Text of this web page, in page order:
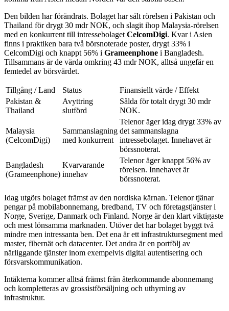
Den bilden har förändrats. Bolaget har sålt rörelsen i Pakistan och
Thailand för drygt 30 mdr NOK, och slagit ihop Malaysia-rörelsen
med en konkurrent till intressebolaget CelcomDigi. Kvar i Asien
finns i praktiken bara två börsnoterade poster, drygt 33% i
CelcomDigi och knappt 56% i Grameenphone i Bangladesh.
Tillsammans är de värda omkring 43 mdr NOK, alltså ungefär en
femtedel av börsvärdet.
Tillgång / Land Status
Finansiellt värde / Effekt
Pakistan &
Thailand
Avyttring
slutförd
Sålda för totalt drygt 30 mdr
NOK.
Malaysia
(CelcomDigi)
Sammanslagning
med konkurrent
Telenor äger idag drygt 33% av
det sammanslagna
intressebolaget. Innehavet är
börssnoterat.
Bangladesh
(Grameenphone)
Kvarvarande
innehav
Telenor äger knappt 56% av
rörelsen. Innehavet är
börssnoterat.
Idag utgörs bolaget främst av den nordiska kärnan. Telenor tjänar
pengar på mobilabonnemang, bredband, TV och företagstjänster i
Norge, Sverige, Danmark och Finland. Norge är den klart viktigaste
och mest lönsamma marknaden. Utöver det har bolaget byggt två
mindre men intressanta ben. Det ena är ett infrastruktursegment med
master, fibernät och datacenter. Det andra är en portfölj av
närliggande tjänster inom exempelvis digital autentisering och
försvarskommunikation.
Intäkterna kommer alltså främst från återkommande abonnemang
och kompletteras av grossistförsäljning och uthyrning av
infrastruktur.